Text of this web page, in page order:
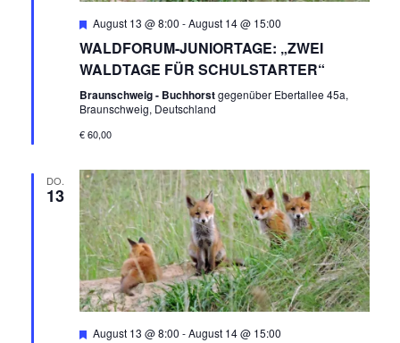
Empfohlen
August 13 @ 8:00 -August 14 @ 15:00
WALDFORUM-JUNIORTAGE: „ZWEI
WALDTAGE FÜR SCHULSTARTER“
Braunschweig - Buchhorstgegenüber Ebertallee 45a,
Braunschweig, Deutschland
€ 60,00
DO.
13
Empfohlen
August 13 @ 8:00 -August 14 @ 15:00